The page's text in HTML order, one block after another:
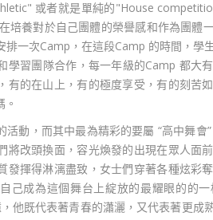
或者就是單純的"House
培養對於自己團體的榮譽感和作為團體
排一次Camp，在這段Camp 的時間，學
學習團隊合作，每一年級的Camp 都大
有的在山上，有的極度享受，有的刻苦
活動，而其中最為精彩的要屬 “高中舞會
將改頭換面，容光煥發的出現在眾人面
發揮得淋漓盡致，女士們穿著各種炫彩
己成為這個舞台上綻放的最耀眼的的
他既代表著青春的瀟灑，又代表著更成